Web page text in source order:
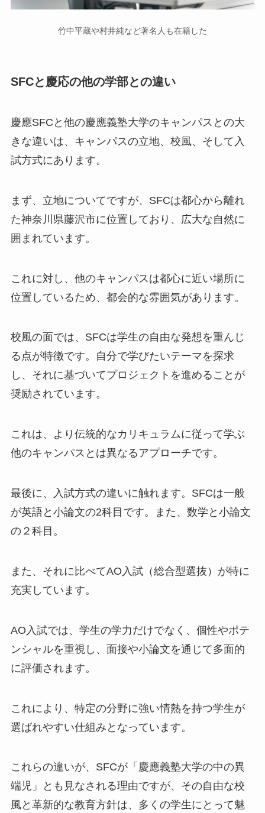
竹中平蔵や村井純など著名人も在籍した
SFCと慶応の他の学部との違い
慶應SFCと他の慶應義塾大学のキャンパスとの大
きな違いは、キャンパスの立地、校風、そして入
試方式にあります。
まず、立地についてですが、SFCは都心から離れ
た神奈川県藤沢市に位置しており、広大な自然に
囲まれています。
これに対し、他のキャンパスは都心に近い場所に
位置しているため、都会的な雰囲気があります。
校風の面では、SFCは学生の自由な発想を重んじ
る点が特徴です。自分で学びたいテーマを探求
し、それに基づいてプロジェクトを進めることが
奨励されています。
これは、より伝統的なカリキュラムに従って学ぶ
他のキャンパスとは異なるアプローチです。
最後に、入試方式の違いに触れます。SFCは一般
が英語と小論文の2科目です。また、数学と小論文
の２科目。
また、それに比べてAO入試（総合型選抜）が特に
充実しています。
AO入試では、学生の学力だけでなく、個性やポテ
ンシャルを重視し、面接や小論文を通じて多面的
に評価されます。
これにより、特定の分野に強い情熱を持つ学生が
選ばれやすい仕組みとなっています。
これらの違いが、SFCが「慶應義塾大学の中の異
端児」とも見なされる理由ですが、その自由な校
風と革新的な教育方針は、多くの学生にとって魅